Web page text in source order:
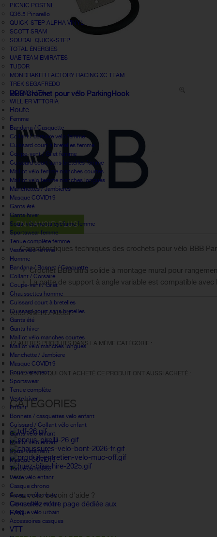
PICNIC POSTNL
Q36.5 Pinarello
QUICK-STEP ALPHA VINYL
SCOTT SRAM
SOUDAL QUICK-STEP
TOTAL ÉNERGIES
UAE TEAM EMIRATES
TUDOR
MONDRAKER FACTORY RACING XC TEAM
TREK SEGAFREDO
UCI World Tour
WILLIER VITTORIA
Route
Femme
Bandana / Casquette
Collant / corsaire velo femme
Cuissard court à bretelles femme
Coupe-vent / Gilet femme
Cuissard court sans bretelles femme
Maillot vélo femme manches courtes
Maillot velo femme manches longues
Manchettes / Jambieres
Masque COVID19
Gants été
Gants hiver
Sous-vêtements cyclisme femme
Sportswear femme
Tenue complète femme
Veste vélo femme
Homme
Bandana / Bonnet / Casquette
Collant / Corsaire
Coupe-vent / Gilet
Chaussettes homme
Cuissard court à bretelles
Cuissard court sans bretelles
Gants été
Gants hiver
Maillot vélo manches courtes
Maillot vélo manches longues
Manchette / Jambiere
Masque COVID19
Sous-vetement
Sportswear
Tenue complète
Veste hiver
Enfant
Bonnets / casquettes velo enfant
Cuissard / Collant vélo enfant
Gants vélo enfant
Maillot vélo enfant
Sous-vetement
Masque COVID19
Tenue complète
Veste vélo enfant
Casque chrono
Casque vélo route
Casque vélo enfant
Casque vélo urbain
Accessoires casques
VTT
BBB Crochet pour vélo ParkingHook
EN SAVOIR PLUS
Caractéristiques techniques des crochets pour vélo BBB
Crochet BBB ultra solide à montage mural pour
La patte de support à angle variable est compatible
VOUS AIMEREZ AUSSI :
12 AUTRES PRODUITS DANS LA MÊME CATÉGORIE :
LES CLIENTS QUI ONT ACHETÉ CE PRODUIT ONT AUSSI ACHETÉ :
CATÉGORIES
FAQ
Avez vous besoin d'aide ?
Consultez notre page dédiée aux
FAQ.